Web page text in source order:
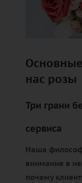
нас розы
Три грани
сервиса
Наша
внимание в
почему